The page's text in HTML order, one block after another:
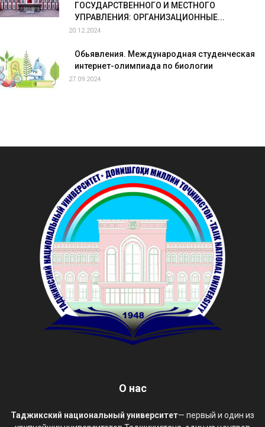
ГОСУДАРСТВЕННОГО И МЕСТНОГО
УПРАВЛЕНИЯ: ОРГАНИЗАЦИОННЫЕ...
20.12.2024
Обьявления. Международная студенческая
интернет-олимпиада по биологии
27.09.2024
О нас
Таджикский национальный университет— первый и один из